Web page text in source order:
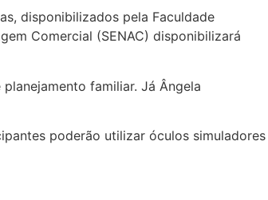
disponibilizados pela Faculdade
Comercial (SENAC) disponibilizará
familiar. Já Ângela
poderão utilizar óculos simuladores